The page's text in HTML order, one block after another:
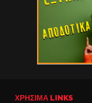
ΧΡΉΣΙΜΑ LINKS